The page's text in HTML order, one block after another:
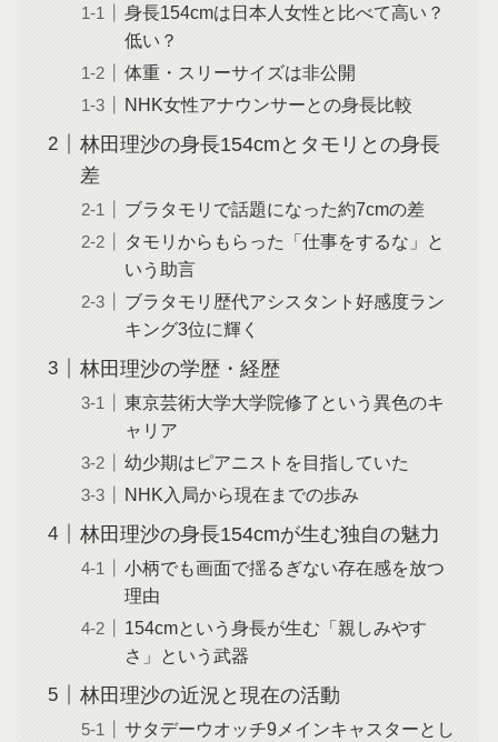
身長154cmは日本人女性と比べて高い？
低い？
体重・スリーサイズは非公開
NHK女性アナウンサーとの身長比較
林田理沙の身長154cmとタモリとの身長
差
ブラタモリで話題になった約7cmの差
タモリからもらった「仕事をするな」と
いう助言
ブラタモリ歴代アシスタント好感度ラン
キング3位に輝く
林田理沙の学歴・経歴
東京芸術大学大学院修了という異色のキ
ャリア
幼少期はピアニストを目指していた
NHK入局から現在までの歩み
林田理沙の身長154cmが生む独自の魅力
小柄でも画面で揺るぎない存在感を放つ
理由
154cmという身長が生む「親しみやす
さ」という武器
林田理沙の近況と現在の活動
サタデーウオッチ9メインキャスターとし